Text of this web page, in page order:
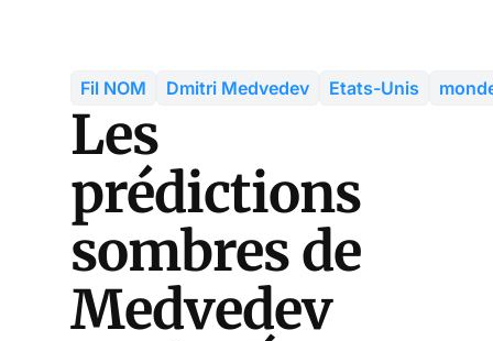
Fil NOM Dmitri Medvedev Etats-Unis
Les
prédictions
sombres de
Medvedev